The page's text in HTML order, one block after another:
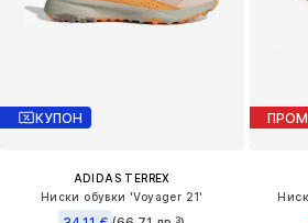
КУПОН
ADIDAS TERREX
Ниски обувки 'Voyager 21'